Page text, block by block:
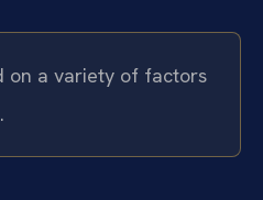
on a variety of factors